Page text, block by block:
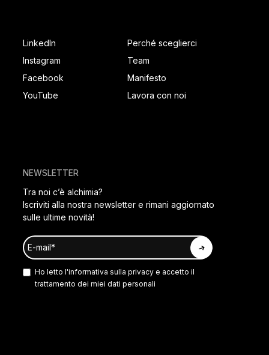
NEWSLETTER
Tra noi c’è alchimia?
Iscriviti alla nostra newsletter e rimani aggiornato
sulle ultime novità!
Ho letto l'informativa sulla privacy
trattamento dei miei dati personali
LinkedIn
Instagram
Facebook
YouTube
Perché sceglierci
Team
Manifesto
Lavora con noi